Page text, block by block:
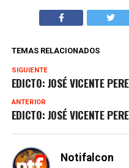
TEMAS RELACIONADOS
SIGUIENTE
EDICTO: JOSÉ VICENTE
ANTERIOR
EDICTO: JOSÉ VICENTE
Notifalcon